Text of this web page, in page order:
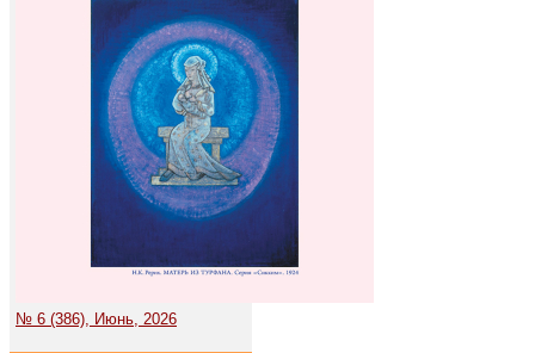
№ 6 (386), Июнь, 2026